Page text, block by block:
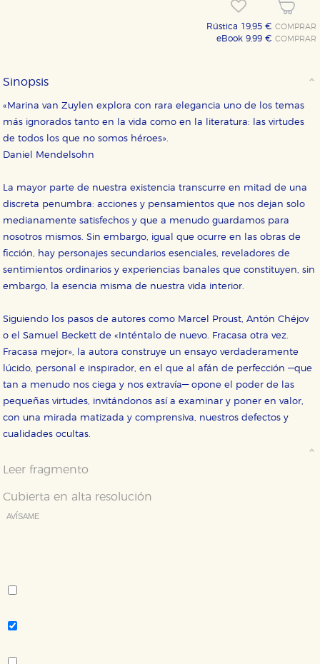
Rústica 19,95 €COMPRAR
eBook 9,99 €COMPRAR
Sinopsis
«Marina van Zuylen explora con rara elegancia uno de los temas
más ignorados tanto en la vida como en la literatura: las virtudes
de todos los que no somos héroes».
Daniel Mendelsohn
La mayor parte de nuestra existencia transcurre en mitad de una
discreta penumbra: acciones y pensamientos que nos dejan solo
medianamente satisfechos y que a menudo guardamos para
nosotros mismos. Sin embargo, igual que ocurre en las obras de
ficción, hay personajes secundarios esenciales, reveladores de
sentimientos ordinarios y experiencias banales que constituyen, sin
embargo, la esencia misma de nuestra vida interior.
Siguiendo los pasos de autores como Marcel Proust, Antón Chéjov
o el Samuel Beckett de «Inténtalo de nuevo. Fracasa otra vez.
Fracasa mejor», la autora construye un ensayo verdaderamente
lúcido, personal e inspirador, en el que al afán de perfección —que
tan a menudo nos ciega y nos extravía— opone el poder de las
pequeñas virtudes, invitándonos así a examinar y poner en valor,
con una mirada matizada y comprensiva, nuestros defectos y
cualidades ocultas.
Leer fragmento
Cubierta en alta resolución
AVÍSAME
HABILITAR TODO RECHAZAR TODO
Estas cookies son necesarias para que nuestro sitio
web funcione y no es posible deshabilitarlas desde
navegador, pero en ese caso es posible que algunas
áreas de nuestra web dejen de funcionar
Cookies de rendimiento y analíticas
Estas cookies se utilizan para mejorar su experiencia
de navegación y optimizar el funcionamiento de
servicios para que no tenga que reconfigurarlos cada
vez que nos visita. La información es agregada y, por lo
tanto, es anónima.
Cookies de publicidad y redes sociales
Estas cookies son gestionadas por nuestros socios
publicitarios y se utilizan para mostrar publicidad
relevante para sus intereses en otros sitios. No
almacenan directamente información personal sino
que se basan en la identificación única de su
navegador y dispositivo de internet.
GUARDAR CONFIGURACIÓN
Puede consultar nuestra